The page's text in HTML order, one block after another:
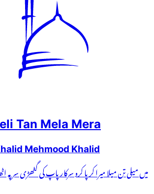
Tan Mela Mera
Mehmood Khalid
میں میلی تن میلا میرا کرپا کرو سرکار پاپ کی گٹھڑی